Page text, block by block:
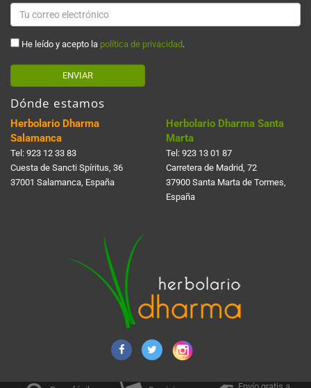
He leído y acepto la política de privacidad .
ENVIAR
Dónde estamos
Herbolario Dharma
Salamanca
Tel: 923 12 33 83
Cuesta de Sancti Spí­ritus, 36
37001 Salamanca, España
Herbolario Dharma Santa
Marta
Tel: 923 13 01 87
Carretera de Madrid, 72
37900 Santa Marta de Tormes,
España